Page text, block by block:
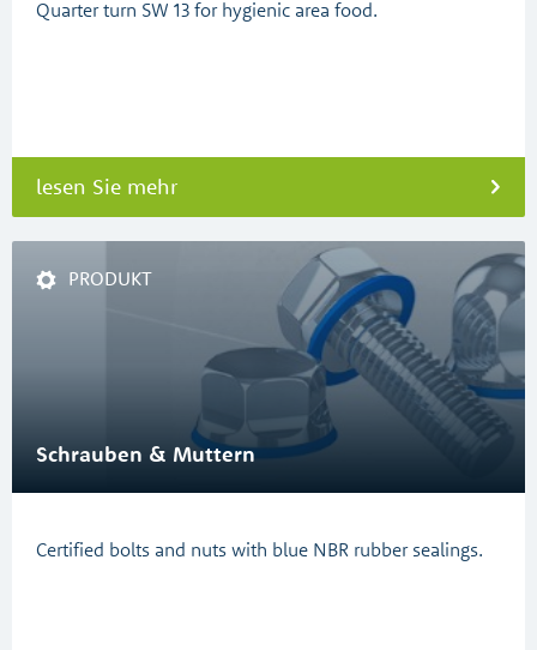
Quarter turn SW 13 for hygienic area food.
lesen Sie mehr
PRODUKT
Schrauben & Muttern
Certified bolts and nuts with blue NBR rubber sealings.